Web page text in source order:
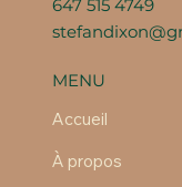
647 515 4749
MENU
Accueil
À propos